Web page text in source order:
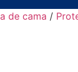
de cama /